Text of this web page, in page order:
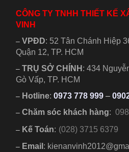
CÔNG TY TNHH THIẾT KẾ
VINH
–VPĐD: 52 Tân Chánh Hiệp
Quận 12, TP. HCM
– TRỤ SỞ CHÍNH :434
Gò Vấp, TP. HCM
– Hotline: 0973 778 999 –
– Chăm sóc khách hàng:
– Kế Toán: (028) 3715 6379
– Email :